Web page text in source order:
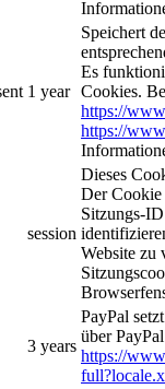
1 year
Speichert
Es
Cookies.
https://
https://
session
Dieses
Der Cookie
Sitzungs-
Website zu
3 years
PayPal
über
https://